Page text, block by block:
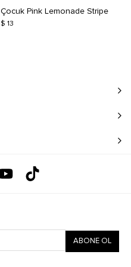
Çocuk Pink Lemonade Stripe
$ 13
ABONE OL